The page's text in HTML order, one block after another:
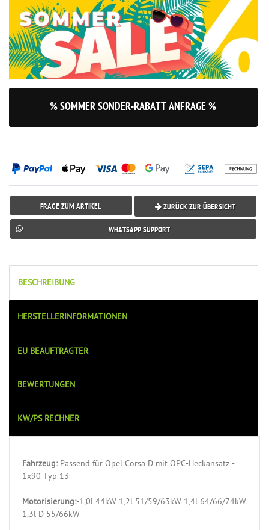
% SOMMER SONDER-RABATT ANFRAGE %
FRAGE ZUM ARTIKEL ZURÜCK ZUR ÜBERSICHT
WHATSAPP SUPPORT
BESCHREIBUNG
HERSTELLERINFORMATIONEN
EU BEAUFTRAGTER
BEWERTUNGEN
KW/PS RECHNER
Fahrzeug:Passend für Opel Corsa D mit OPC-Heckansatz -
1x90 Typ 13
Motorisierung:-1,0l 44kW 1,2l 51/59/63kW 1,4l 64/66/74kW
1,3l D 55/66kW